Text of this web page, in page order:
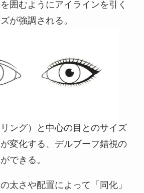
囲むようにアイラインを引く
が強調される。
ング）と中心の目とのサイズ
変化する、デルブーフ錯視の
できる。
太さや配置によって「同化」